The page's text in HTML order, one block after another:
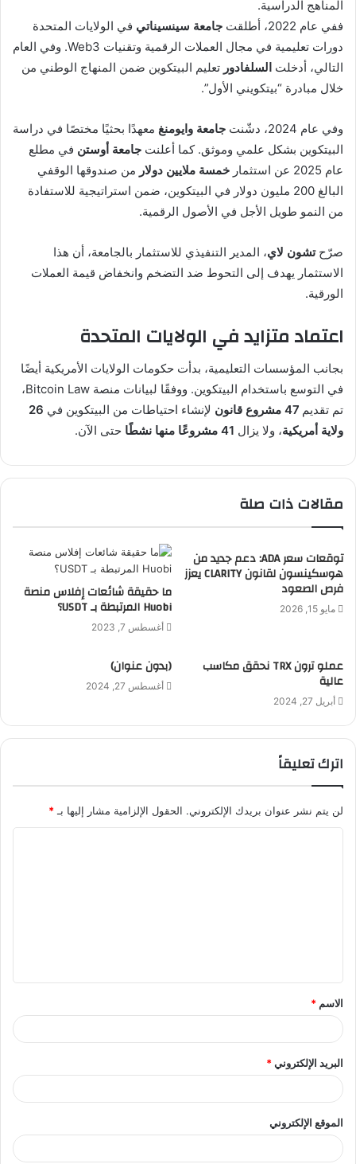
المناهج الدراسية.
ففي عام 2022، أطلقت
جامعة سينسيناتي في الولايات المتحدة
دورات تعليمية في مجال العملات الرقمية وتقنيات Web3. وفي العام
التالي، أدخلت السلفادور تعليم البيتكوين ضمن المنهاج الوطني من
خلال مبادرة “بيتكويني الأول”.
وفي عام 2024، دشّنت جامعة وايومنغ معهدًا بحثيًا مختصًا في دراسة
البيتكوين بشكل علمي وموثق. كما أعلنت جامعة أوستن في مطلع
عام 2025 عن استثمار
خمسة ملايين دولار من صندوقها الوقفي
البالغ 200 مليون دولار في البيتكوين، ضمن استراتيجية للاستفادة
من النمو طويل الأجل في الأصول الرقمية.
صرّحتشون لاي، المدير التنفيذي للاستثمار بالجامعة، أن هذا
الاستثمار يهدف إلى التحوط ضد التضخم وانخفاض قيمة العملات
الورقية.
اعتماد متزايد في الولايات المتحدة
بجانب المؤسسات التعليمية، بدأت حكومات الولايات الأمريكية أيضًا
في التوسع باستخدام البيتكوين. ووفقًا لبيانات منصة Bitcoin Law،
تم تقديم 47 مشروع قانون لإنشاء احتياطات من البيتكوين في 26
ولاية أمريكية، ولا يزال 41 مشروعًا منها نشطًا حتى الآن.
مقالات ذات صلة
توقعات سعر ADA: دعم جديد من
هوسكينسون لقانون CLARITY يعزز
فرص الصعود
مايو 15, 2026
ما حقيقة شائعات إفلاس منصة
Huobi المرتبطة بـ USDT؟
أغسطس 7, 2023
عملو ترون TRX نحقق مكاسب
عالية
أبريل 27, 2024
(بدون عنوان)
أغسطس 27, 2024
اترك تعليقاً
لن يتم نشر عنوان بريدك الإلكتروني. الحقول الإلزامية مشار إليها بـ *
ق
*
الاسم *
البريد الإلكتروني*
الموقع الإلكتروني